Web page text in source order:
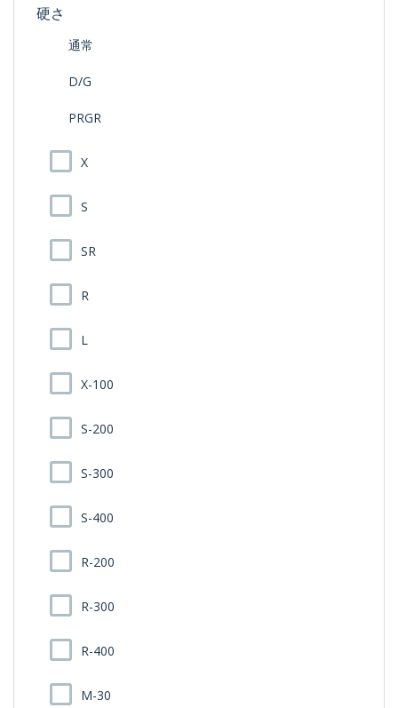
硬さ
通常
D/G
PRGR
X
S
SR
R
L
X-100
S-200
S-300
S-400
R-200
R-300
R-400
M-30